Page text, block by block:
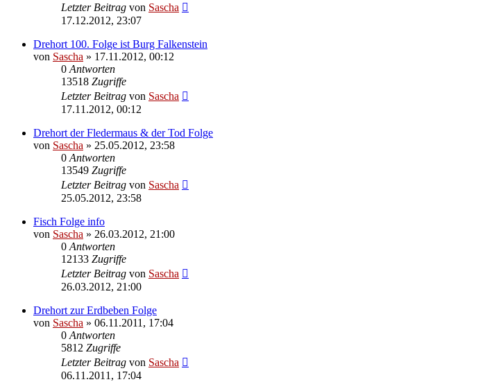
Letzter Beitrag von Sascha
17.12.2012, 23:07
Drehort 100. Folge ist Burg Falkenstein
von Sascha » 17.11.2012, 00:12
0 Antworten
13518 Zugriffe
Letzter Beitrag von Sascha
17.11.2012, 00:12
Drehort der Fledermaus & der Tod Folge
von Sascha » 25.05.2012, 23:58
0 Antworten
13549 Zugriffe
Letzter Beitrag von Sascha
25.05.2012, 23:58
Fisch Folge info
von Sascha » 26.03.2012, 21:00
0 Antworten
12133 Zugriffe
Letzter Beitrag von Sascha
26.03.2012, 21:00
Drehort zur Erdbeben Folge
von Sascha » 06.11.2011, 17:04
0 Antworten
5812 Zugriffe
Letzter Beitrag von Sascha
06.11.2011, 17:04